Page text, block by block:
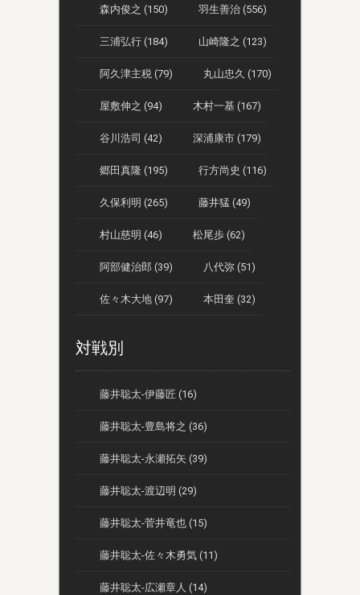
森内俊之 (150) 羽生善治 (556)
三浦弘行 (184) 山崎隆之 (123)
阿久津主税 (79) 丸山忠久 (170)
屋敷伸之 (94) 木村一基 (167)
谷川浩司 (42) 深浦康市 (179)
郷田真隆 (195) 行方尚史 (116)
久保利明 (265) 藤井猛 (49)
村山慈明 (46) 松尾歩 (62)
阿部健治郎 (39) 八代弥 (51)
佐々木大地 (97) 本田奎 (32)
対戦別
藤井聡太-伊藤匠 (16)
藤井聡太-豊島将之 (36)
藤井聡太-永瀬拓矢 (39)
藤井聡太-渡辺明 (29)
藤井聡太-菅井竜也 (15)
藤井聡太-佐々木勇気 (11)
藤井聡太-広瀬章人 (14)